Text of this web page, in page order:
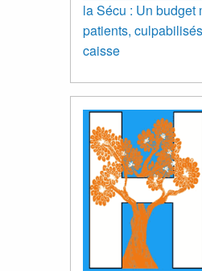
la Sécu : Un budget
patients,
caisse